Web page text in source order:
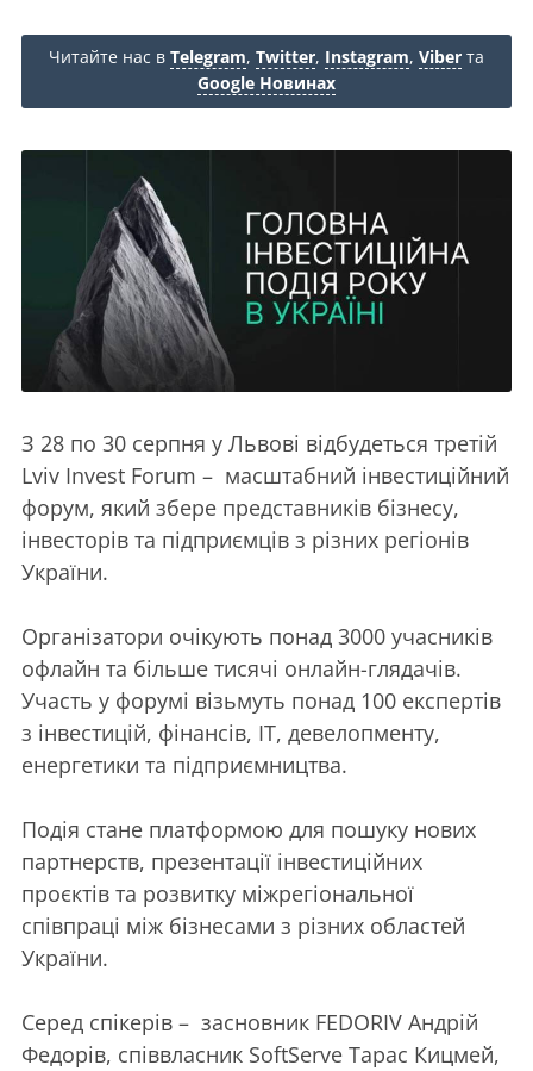
Читайте нас в Telegram, Twitter, Instagram, Viber та
Google Новинах
З 28 по 30 серпня у Львові відбудеться третій
Lviv Invest Forum – масштабний інвестиційний
форум, який збере представників бізнесу,
інвесторів та підприємців з різних регіонів
України.
Організатори очікують понад 3000 учасників
офлайн та більше тисячі онлайн-глядачів.
Участь у форумі візьмуть понад 100 експертів
з інвестицій, фінансів, IT, девелопменту,
енергетики та підприємництва.
Подія стане платформою для пошуку нових
партнерств, презентації інвестиційних
проєктів та розвитку міжрегіональної
співпраці між бізнесами з різних областей
України.
Серед спікерів – засновник FEDORIV Андрій
Федорів, співвласник SoftServe Тарас Кицмей,